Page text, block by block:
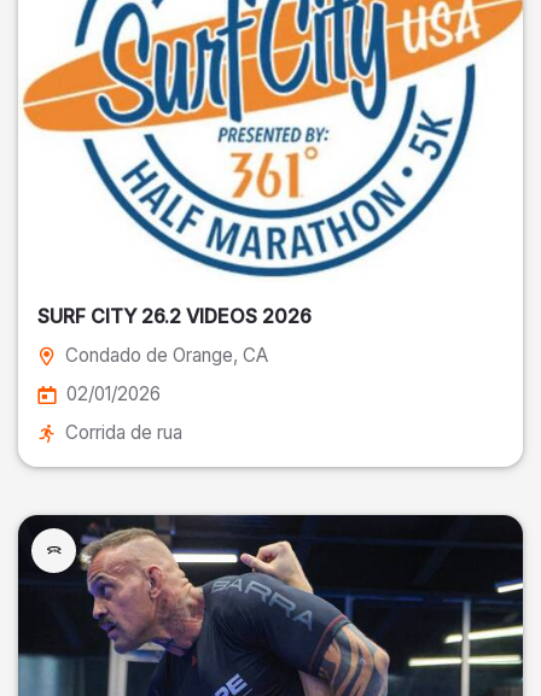
SURF CITY 26.2 VIDEOS 2026
Condado de Orange, CA
02/01/2026
Corrida de rua